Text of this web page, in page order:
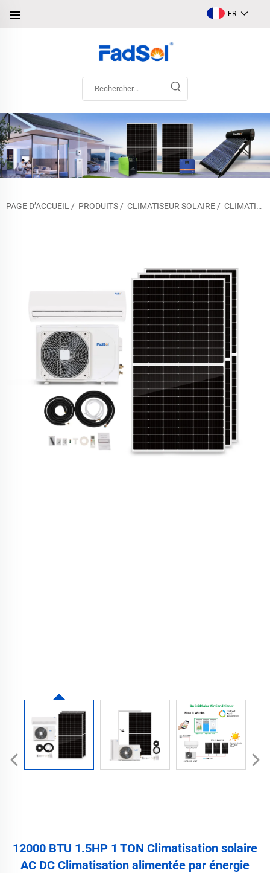
FR
PAGE D’ACCUEIL / PRODUITS / CLIMATISEUR SOLAIRE / CLIMATISEUR SOLAIRE HYBRIDE AC/DC
12000 BTU 1.5HP 1 TON Climatisation solaire
AC DC Climatisation alimentée par énergie